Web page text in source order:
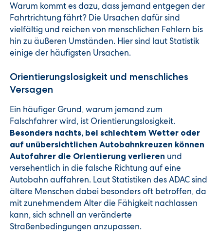
Warum kommt es dazu, dass jemand entgegen der
Fahrtrichtung fährt? Die Ursachen dafür sind
vielfältig und reichen von menschlichen Fehlern bis
hin zu äußeren Umständen. Hier sind laut Statistik
einige der häufigsten Ursachen.
Orientierungslosigkeit und menschliches
Versagen
Ein häufiger Grund, warum jemand zum
Falschfahrer wird, ist Orientierungslosigkeit.
Besonders nachts, bei schlechtem Wetter oder
auf unübersichtlichen Autobahnkreuzen können
Autofahrer die Orientierung verlieren und
versehentlich in die falsche Richtung auf eine
Autobahn auffahren. Laut Statistiken des ADAC sind
ältere Menschen dabei besonders oft betroffen, da
mit zunehmendem Alter die Fähigkeit nachlassen
kann, sich schnell an veränderte
Straßenbedingungen anzupassen.